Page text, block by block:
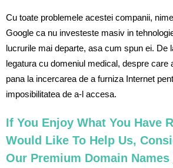
Cu toate problemele acestei companii,
Google ca nu investeste masiv in
lucrurile mai departe, asa cum spun ei. De
legatura cu domeniul medical, despre care
pana la incercarea de a furniza Internet
imposibilitatea de a-l accesa.
If You Enjoy What You Have
Would Like To Help Us,
Our Premium Domain Names